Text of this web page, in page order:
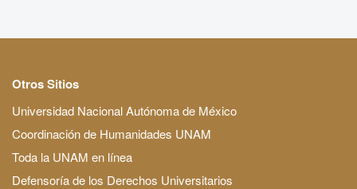
Otros Sitios
Universidad Nacional Autónoma de México
Coordinación de Humanidades UNAM
Toda la UNAM en línea
Defensoría de los Derechos Universitarios